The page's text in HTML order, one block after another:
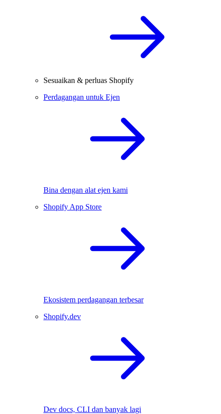
Sesuaikan & perluas Shopify
Perdagangan untuk Ejen
Bina dengan alat ejen kami
Shopify App Store
Ekosistem perdagangan terbesar
Shopify.dev
Dev docs, CLI dan banyak lagi